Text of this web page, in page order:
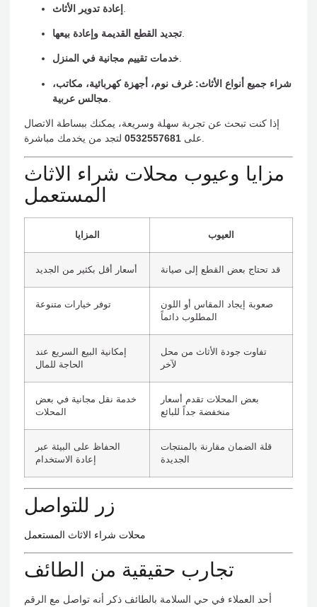
إعادة تدوير الأثاث
تجديد القطع القديمة وإعادة بيعها
خدمات تقييم مجانية في المنزل.
شراء جميع أنواع الأثاث: غرف نوم، أجهزة كهربائية، مكاتب،
مجالس عربية
إذا كنت تبحث عن تجربة سهلة وسريعة، يمكنك ببساطة الاتصال
على 0532557681 لتجد من يخدمك مباشرة.
مزايا وعيوب محلات شراء الاثاث
المستعمل
المزايا العيوب
أسعار أقل بكثير من الجديد قد تحتاج بعض القطع إلى صيانة
توفر خيارات متنوعة
صعوبة إيجاد المقاس أو اللون
المطلوب دائماً
إمكانية البيع السريع عند
الحاجة للمال
تفاوت جودة الأثاث من محل
لآخر
خدمة نقل مجانية في بعض
المحلات
بعض المحلات تقدم أسعار
منخفضة جداً للبائع
الحفاظ على البيئة عبر
إعادة الاستخدام
قلة الضمان مقارنة بالمنتجات
الجديدة
زر للتواصل
محلات شراء الاثاث المستعمل
تجارب حقيقية من الطائف
أحد العملاء في حي السلامة بالطائف ذكر أنه تواصل مع الرقم